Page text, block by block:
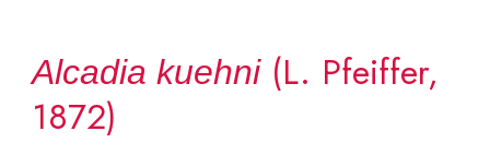
Alcadia kuehni(L. Pfeiffer,
1872)